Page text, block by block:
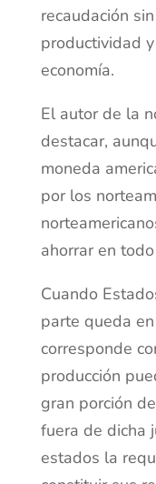
recaudación
productividad
economía.
El autor de la
destacar,
moneda
por los
ahorrar en
Cuando
parte queda
corresponde
producción
gran porción
fuera de dicha
estados la